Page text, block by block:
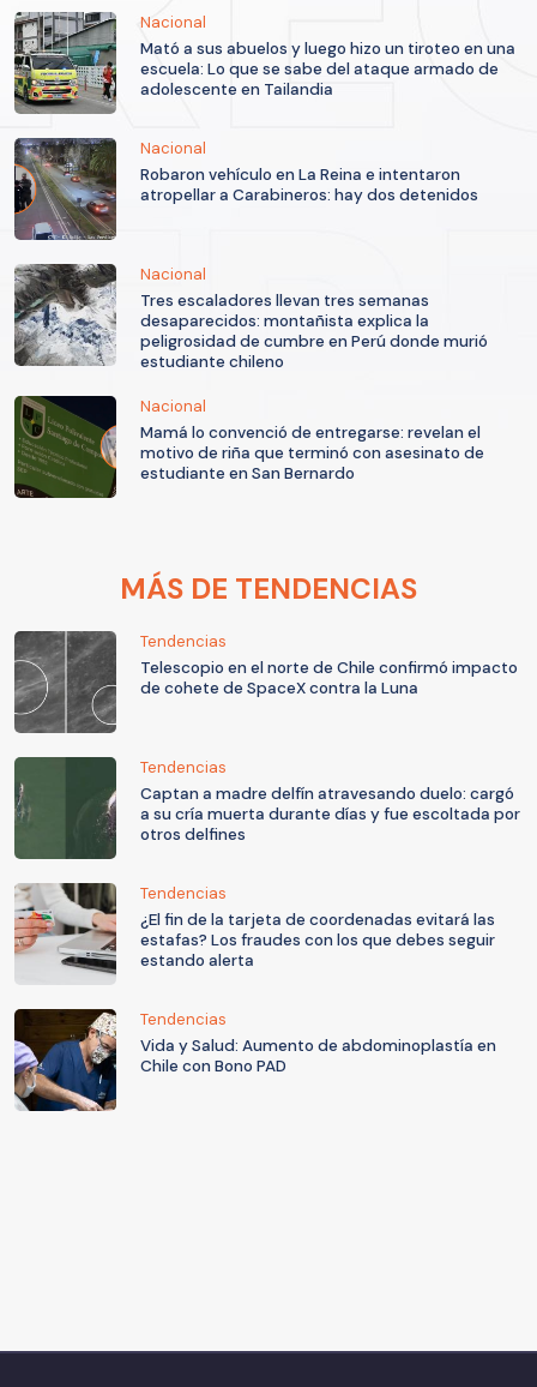
Nacional
Mató a sus abuelos y luego hizo un tiroteo en una
escuela: Lo que se sabe del ataque armado de
adolescente en Tailandia
Nacional
Robaron vehículo en La Reina e intentaron
atropellar a Carabineros: hay dos detenidos
Nacional
Tres escaladores llevan tres semanas
desaparecidos: montañista explica la
peligrosidad de cumbre en Perú donde murió
estudiante chileno
Nacional
Mamá lo convenció de entregarse: revelan el
motivo de riña que terminó con asesinato de
estudiante en San Bernardo
MÁS DE TENDENCIAS
Tendencias
Telescopio en el norte de Chile confirmó impacto
de cohete de SpaceX contra la Luna
Tendencias
Captan a madre delfín atravesando duelo: cargó
a su cría muerta durante días y fue escoltada por
otros delfines
Tendencias
¿El fin de la tarjeta de coordenadas evitará las
estafas? Los fraudes con los que debes seguir
estando alerta
Tendencias
Vida y Salud: Aumento de abdominoplastía en
Chile con Bono PAD